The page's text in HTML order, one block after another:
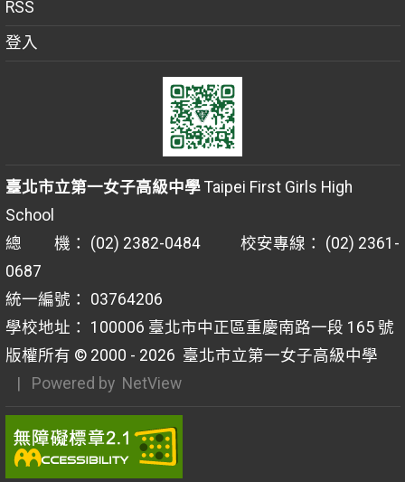
RSS
登入
臺北市立第一女子高級中學Taipei First Girls High
School
總 機： (02) 2382-0484 校安專線： (02) 2361-
0687
統一編號： 03764206
學校地址： 100006 臺北市中正區重慶南路一段 165 號
版權所有 © 2000 - 2026 臺北市立第一女子高級中學
| Powered by NetView